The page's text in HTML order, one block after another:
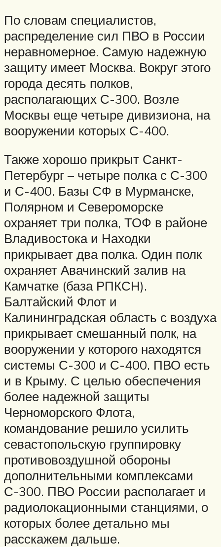
По словам специалистов,
распределение сил ПВО в России
неравномерное. Самую надежную
защиту имеет Москва. Вокруг этого
города десять полков,
располагающих С-300. Возле
Москвы еще четыре дивизиона, на
вооружении которых С-400.
Также хорошо прикрыт Санкт-
Петербург – четыре полка с С-300
и С-400. Базы СФ в Мурманске,
Полярном и Североморске
охраняет три полка, ТОФ в районе
Владивостока и Находки
прикрывает два полка. Один полк
охраняет Авачинский залив на
Камчатке (база РПКСН).
Балтайский Флот и
Калининградская область с воздуха
прикрывает смешанный полк, на
вооружении у которого находятся
системы С-300 и С-400. ПВО есть
и в Крыму. С целью обеспечения
более надежной защиты
Черноморского Флота,
командование решило усилить
севастопольскую группировку
противовоздушной обороны
дополнительными комплексами
С-300. ПВО России располагает и
радиолокационными станциями, о
которых более детально мы
расскажем дальше.